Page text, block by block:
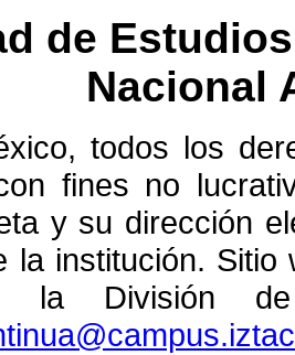
de
Nacional
todos los
fines no
y su dirección
la institución.
la División